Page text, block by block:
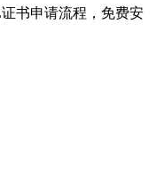
书申请流程，免费安